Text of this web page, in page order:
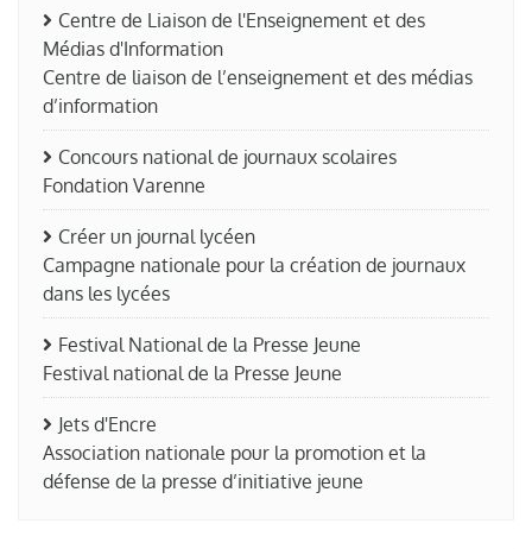
Centre de Liaison de l'Enseignement et des
Médias d'Information
Centre de liaison de l’enseignement et des médias
d’information
Concours national de journaux scolaires
Fondation Varenne
Créer un journal lycéen
Campagne nationale pour la création de journaux
dans les lycées
Festival National de la Presse Jeune
Festival national de la Presse Jeune
Jets d'Encre
Association nationale pour la promotion et la
défense de la presse d’initiative jeune